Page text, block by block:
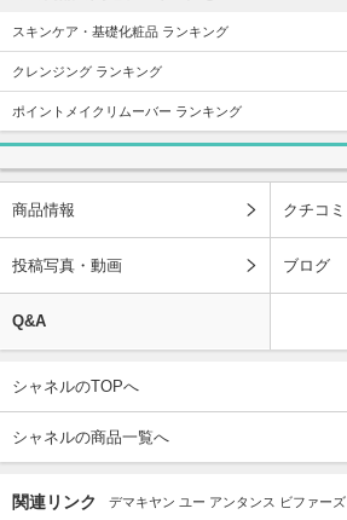
スキンケア・基礎化粧品 ランキング
クレンジング ランキング
ポイントメイクリムーバー ランキング
商品情報 クチコミ
投稿写真・動画 ブログ
Q&A
シャネルのTOPへ
シャネルの商品一覧へ
関連リンク デマキヤン ユー アンタンス ビファーズ